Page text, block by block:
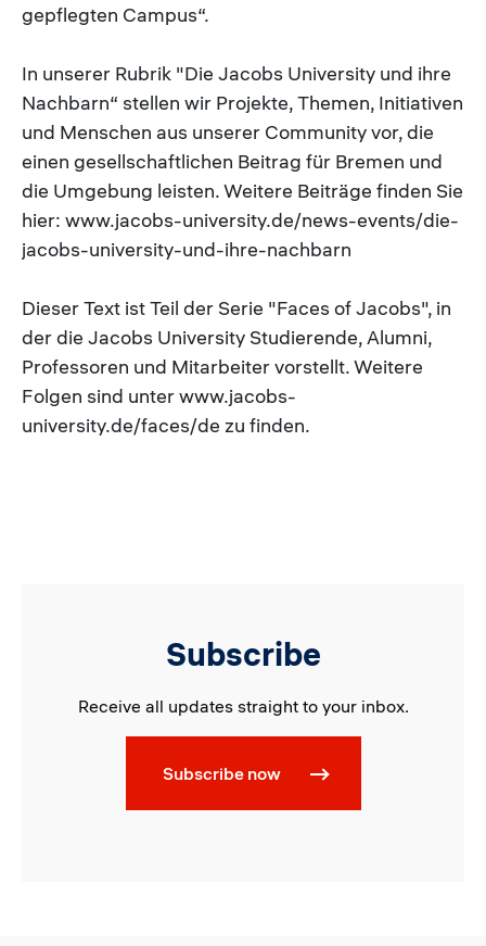
gepflegten Campus“.
In unserer Rubrik "Die Jacobs University und ihre
Nachbarn“ stellen wir Projekte, Themen, Initiativen
und Menschen aus unserer Community vor, die
einen gesellschaftlichen Beitrag für Bremen und
die Umgebung leisten. Weitere Beiträge finden Sie
hier: www.jacobs-university.de/news-events/die-
jacobs-university-und-ihre-nachbarn
Dieser Text ist Teil der Serie "Faces of Jacobs", in
der die Jacobs University Studierende, Alumni,
Professoren und Mitarbeiter vorstellt. Weitere
Folgen sind unter www.jacobs-
university.de/faces/de zu finden.
Subscribe
Receive all updates straight to your inbox.
Subscribe now